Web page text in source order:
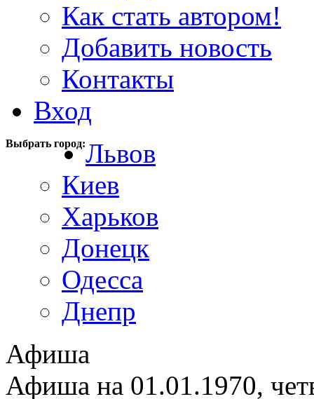
Как стать автором!
Добавить новость
Контакты
Вход
Выбрать город:Львов
Киев
Харьков
Донецк
Одесса
Днепр
Афиша
Афиша на 01.01.1970,